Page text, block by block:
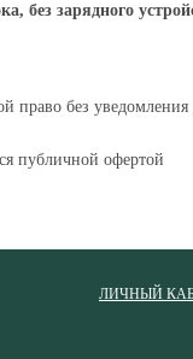
без зарядного
право без
публичной офертой
ЛИЧНЫЙ